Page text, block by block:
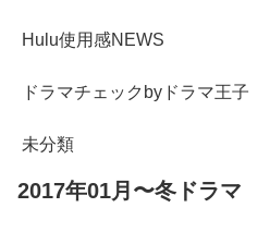
Hulu使用感NEWS
ドラマチェックbyドラマ王子
未分類
2017年01月〜冬ドラマ